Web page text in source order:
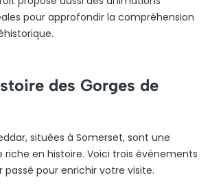
pour approfondir la compréhension
des Gorges de
situées à Somerset, sont une
riche en histoire. Voici trois événements
pour enrichir votre visite.